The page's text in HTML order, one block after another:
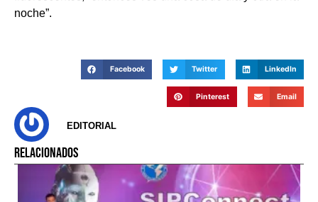
noche”.
Facebook Twitter LinkedIn
Pinterest Email
EDITORIAL
RELACIONADOS